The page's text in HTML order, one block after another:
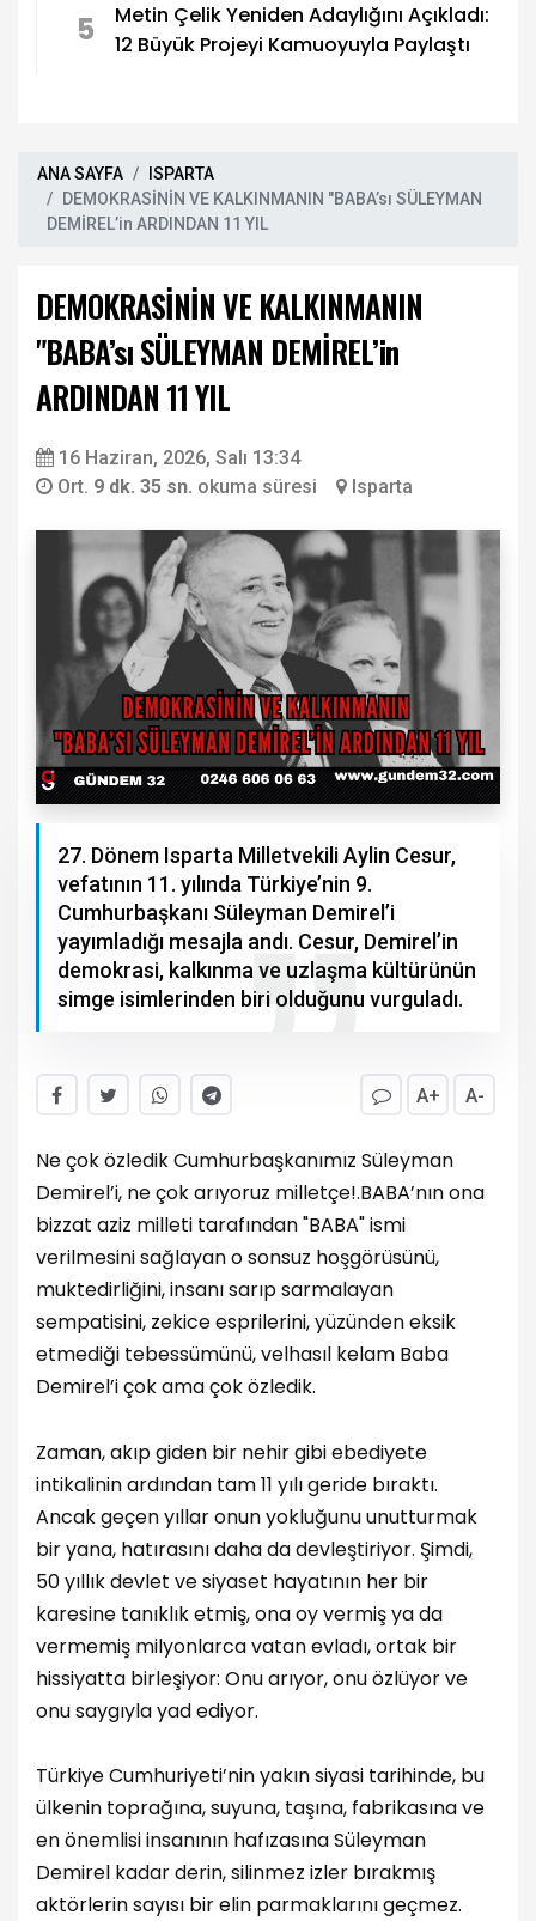
5
Metin Çelik Yeniden Adaylığını Açıkladı:
12 Büyük Projeyi Kamuoyuyla Paylaştı
ANA SAYFA
ISPARTA
DEMOKRASİNİN VE KALKINMANIN "BABA’sı SÜLEYMAN
DEMİREL’in ARDINDAN 11 YIL
DEMOKRASİNİN VE KALKINMANIN
"BABA’sı SÜLEYMAN DEMİREL’in
ARDINDAN 11 YIL
16 Haziran, 2026, Salı 13:34
Ort. 9 dk. 35 sn. okuma süresi Isparta
27. Dönem Isparta Milletvekili Aylin Cesur,
vefatının 11. yılında Türkiye’nin 9.
Cumhurbaşkanı Süleyman Demirel’i
yayımladığı mesajla andı. Cesur, Demirel’in
demokrasi, kalkınma ve uzlaşma kültürünün
simge isimlerinden biri olduğunu vurguladı.
A+ A-
Ne çok özledik Cumhurbaşkanımız Süleyman
Demirel’i, ne çok arıyoruz milletçe!.BABA’nın ona
bizzat aziz milleti tarafından "BABA" ismi
verilmesini sağlayan o sonsuz hoşgörüsünü,
muktedirliğini, insanı sarıp sarmalayan
sempatisini, zekice esprilerini, yüzünden eksik
etmediği tebessümünü, velhasıl kelam Baba
Demirel’i çok ama çok özledik.
Zaman, akıp giden bir nehir gibi ebediyete
intikalinin ardından tam 11 yılı geride bıraktı.
Ancak geçen yıllar onun yokluğunu unutturmak
bir yana, hatırasını daha da devleştiriyor. Şimdi,
50 yıllık devlet ve siyaset hayatının her bir
karesine tanıklık etmiş, ona oy vermiş ya da
vermemiş milyonlarca vatan evladı, ortak bir
hissiyatta birleşiyor: Onu arıyor, onu özlüyor ve
onu saygıyla yad ediyor.
Türkiye Cumhuriyeti’nin yakın siyasi tarihinde, bu
ülkenin toprağına, suyuna, taşına, fabrikasına ve
en önemlisi insanının hafızasına Süleyman
Demirel kadar derin, silinmez izler bırakmış
aktörlerin sayısı bir elin parmaklarını geçmez.